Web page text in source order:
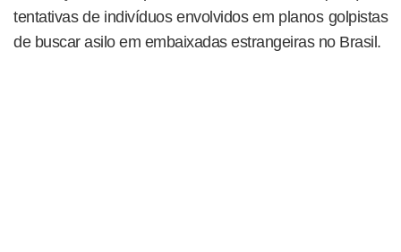
tentativas de indivíduos envolvidos em planos golpistas
de buscar asilo em embaixadas estrangeiras no Brasil.